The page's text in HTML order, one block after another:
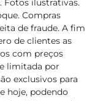
Fotos ilustrativas.
Compras
de fraude. A fim
de clientes as
com preços
limitada por
exclusivos para
hoje, podendo